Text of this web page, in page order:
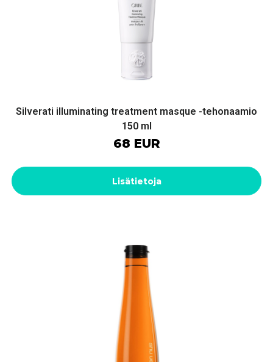
Silverati illuminating treatment masque -tehonaamio
150 ml
68 EUR
Lisätietoja